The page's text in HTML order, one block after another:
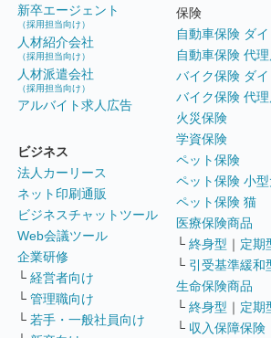
新卒エージェント
（採用担当向け）
人材紹介会社
（採用担当向け）
人材派遣会社
（採用担当向け）
アルバイト求人広告
ビジネス
法人カーリース
ネット印刷通販
ビジネスチャットツール
Web会議ツール
企業研修
└ 経営者向け
└ 管理職向け
└ 若手・一般社員向け
保険
自動車保険 ダ
自動車保険 代
バイク保険 ダ
バイク保険 代
火災保険
学資保険
ペット保険
ペット保険 小型
ペット保険 猫
医療保険商品
└ 終身型 ｜ 定期
└ 引受基準緩和
生命保険商品
└ 終身型 ｜ 定期
└ 収入保障保険